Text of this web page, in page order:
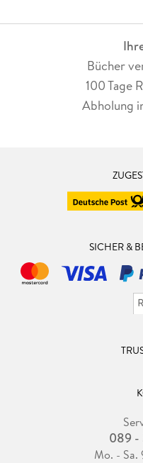
Bücher
100 Tage
Abholung
SICHER &
089 -
Mo. -